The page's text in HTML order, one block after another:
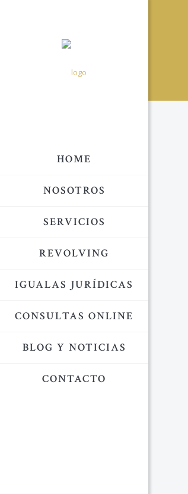
HOME
NOSOTROS
SERVICIOS
REVOLVING
IGUALAS JURÍDICAS
CONSULTAS ONLINE
BLOG Y NOTICIAS
CONTACTO